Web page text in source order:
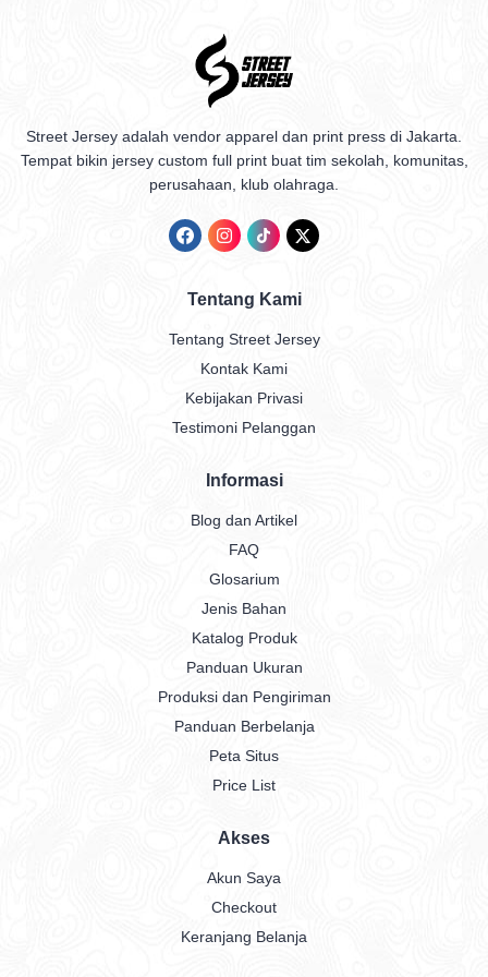
Street Jersey adalah vendor apparel dan print press di Jakarta.
Tempat bikin jersey custom full print buat tim sekolah, komunitas,
perusahaan, klub olahraga.
Tentang Kami
Tentang Street Jersey
Kontak Kami
Kebijakan Privasi
Testimoni Pelanggan
Informasi
Blog dan Artikel
FAQ
Glosarium
Jenis Bahan
Katalog Produk
Panduan Ukuran
Produksi dan Pengiriman
Panduan Berbelanja
Peta Situs
Price List
Akses
Akun Saya
Checkout
Keranjang Belanja